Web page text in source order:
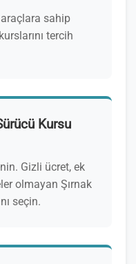
araçlara sahip
tercih
Kursu
Gizli ücret, ek
olmayan Şırnak
seçin.